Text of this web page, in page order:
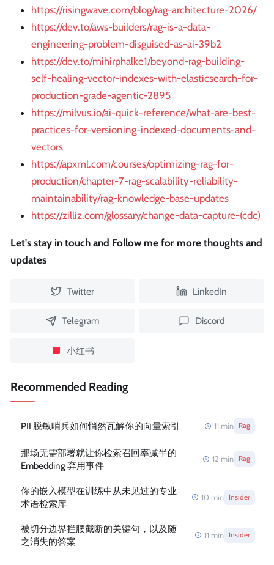
https://risingwave.com/blog/rag-architecture-2026/
https://dev.to/aws-builders/rag-is-a-data-
engineering-problem-disguised-as-ai-39b2
https://dev.to/mihirphalke1/beyond-rag-building-
self-healing-vector-indexes-with-elasticsearch-for-
production-grade-agentic-2895
https://milvus.io/ai-quick-reference/what-are-best-
practices-for-versioning-indexed-documents-and-
vectors
https://apxml.com/courses/optimizing-rag-for-
production/chapter-7-rag-scalability-reliability-
maintainability/rag-knowledge-base-updates
https://zilliz.com/glossary/change-data-capture-(cdc)
Let's stay in touch and Follow me for more thoughts and
updates
Twitter LinkedIn
Telegram Discord
小红书
Recommended Reading
PII 脱敏哨兵如何悄然瓦解你的向量索引 11 min Rag
那场无需部署就让你检索召回率减半的
Embedding 弃用事件
12 min Rag
你的嵌入模型在训练中从未见过的专业
术语检索库
10 min Insider
被切分边界拦腰截断的关键句，以及随
之消失的答案
11 min Insider